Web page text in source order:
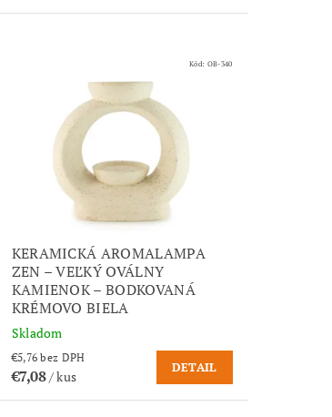
Kód: OB-340
KERAMICKÁ AROMALAMPA
ZEN – VEĽKÝ OVÁLNY
KAMIENOK – BODKOVANÁ
KRÉMOVO BIELA
Skladom
€5,76 bez DPH
€7,08/ kus
DETAIL